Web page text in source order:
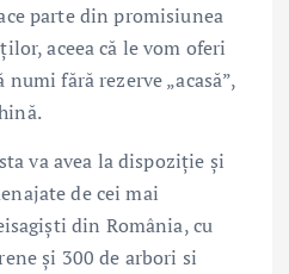
parte din promisiunea
aceea că le vom oferi
fără rezerve „acasă”,
va avea la dispoziție și
de cei mai
din România, cu
și 300 de arbori si